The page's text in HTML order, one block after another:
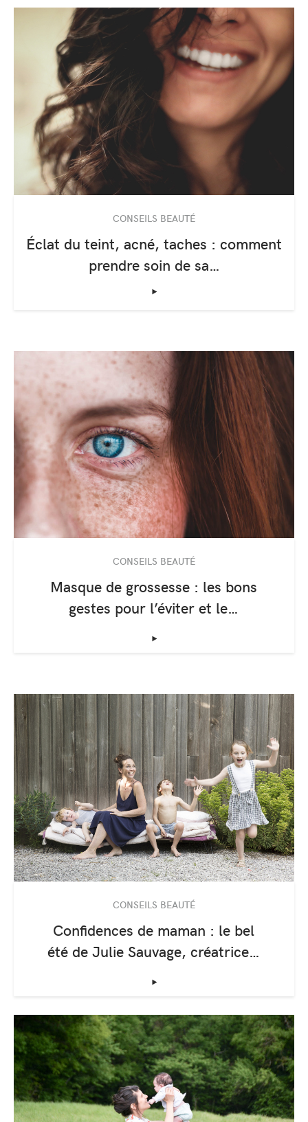
CONSEILS BEAUTÉ
Éclat du teint, acné, taches : comment
prendre soin de sa…
‣
CONSEILS BEAUTÉ
Masque de grossesse : les bons
gestes pour l’éviter et le…
‣
CONSEILS BEAUTÉ
Confidences de maman : le bel
été de Julie Sauvage, créatrice…
‣